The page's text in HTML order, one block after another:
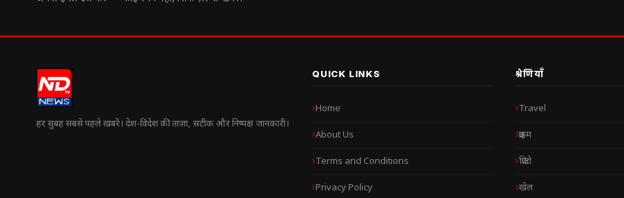
हर सुबह सबसे पहले खबरें। देश-विदेश की ताज़ा, सटीक और निष्पक्ष जानकारी।
QUICK LINKS
Home
About Us
Terms and Conditions
Privacy Policy
श्रेणियाँ
Travel
क्राइम
क्रिप्टो
खेल